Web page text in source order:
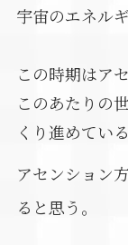
宇宙のエネル
この時期はア
このあたりの
くり進めてい
アセンション
ると思う。